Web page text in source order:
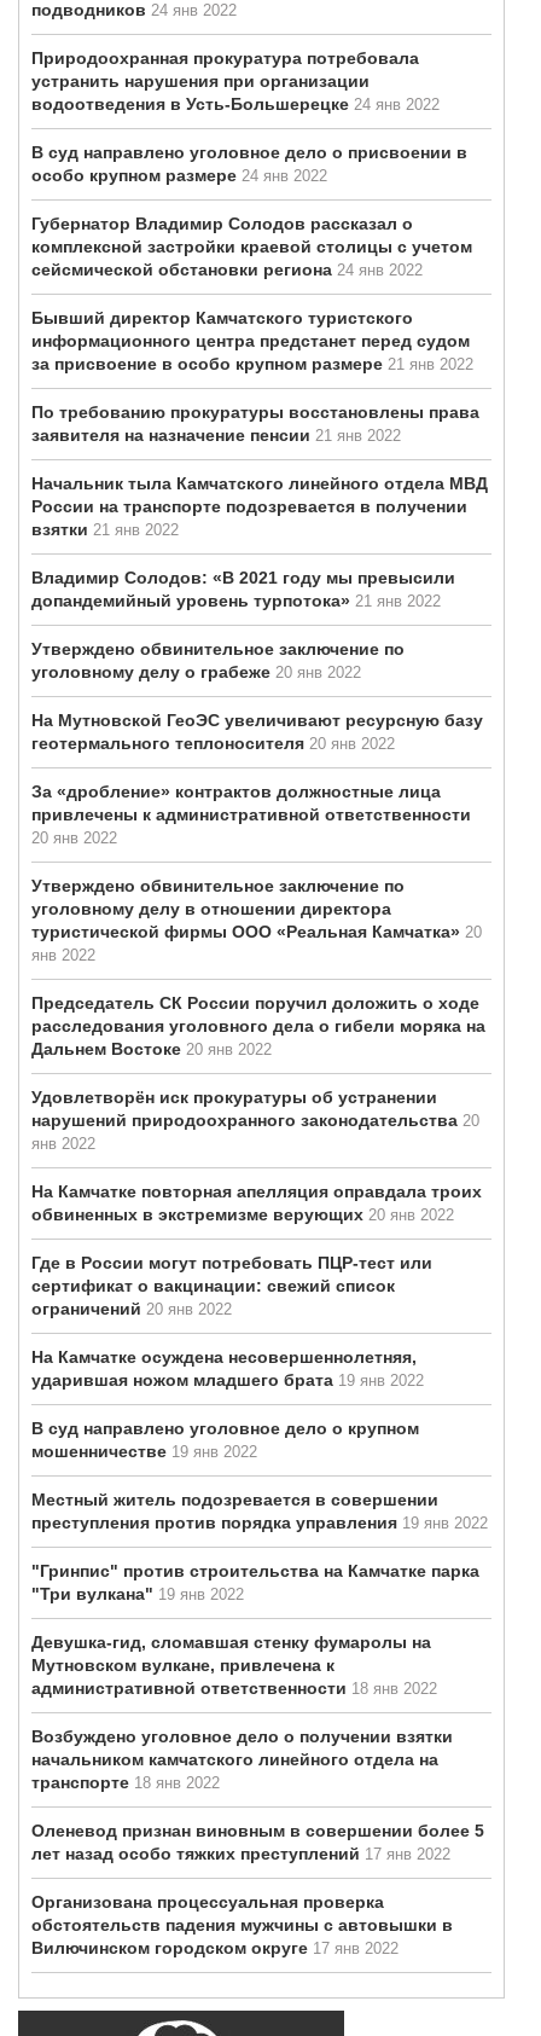
подводников 24 янв 2022
Природоохранная прокуратура потребовала
устранить нарушения при организации
водоотведения в Усть-Большерецке 24 янв 2022
В суд направлено уголовное дело о присвоении в
особо крупном размере 24 янв 2022
Губернатор Владимир Солодов рассказал о
комплексной застройки краевой столицы с учетом
сейсмической обстановки региона 24 янв 2022
Бывший директор Камчатского туристского
информационного центра предстанет перед судом
за присвоение в особо крупном размере 21 янв 2022
По требованию прокуратуры восстановлены права
заявителя на назначение пенсии 21 янв 2022
Начальник тыла Камчатского линейного отдела МВД
России на транспорте подозревается в получении
взятки 21 янв 2022
Владимир Солодов: «В 2021 году мы превысили
допандемийный уровень турпотока» 21 янв 2022
Утверждено обвинительное заключение по
уголовному делу о грабеже 20 янв 2022
На Мутновской ГеоЭС увеличивают ресурсную базу
геотермального теплоносителя 20 янв 2022
За «дробление» контрактов должностные лица
привлечены к административной ответственности
20 янв 2022
Утверждено обвинительное заключение по
уголовному делу в отношении директора
туристической фирмы ООО «Реальная Камчатка» 20
янв 2022
Председатель СК России поручил доложить о ходе
расследования уголовного дела о гибели моряка на
Дальнем Востоке 20 янв 2022
Удовлетворён иск прокуратуры об устранении
нарушений природоохранного законодательства 20
янв 2022
На Камчатке повторная апелляция оправдала троих
обвиненных в экстремизме верующих 20 янв 2022
Где в России могут потребовать ПЦР-тест или
сертификат о вакцинации: свежий список
ограничений 20 янв 2022
На Камчатке осуждена несовершеннолетняя,
ударившая ножом младшего брата 19 янв 2022
В суд направлено уголовное дело о крупном
мошенничестве 19 янв 2022
Местный житель подозревается в совершении
преступления против порядка управления 19 янв 2022
"Гринпис" против строительства на Камчатке парка
"Три вулкана" 19 янв 2022
Девушка-гид, сломавшая стенку фумаролы на
Мутновском вулкане, привлечена к
административной ответственности 18 янв 2022
Возбуждено уголовное дело о получении взятки
начальником камчатского линейного отдела на
транспорте 18 янв 2022
Оленевод признан виновным в совершении более 5
лет назад особо тяжких преступлений 17 янв 2022
Организована процессуальная проверка
обстоятельств падения мужчины с автовышки в
Вилючинском городском округе 17 янв 2022